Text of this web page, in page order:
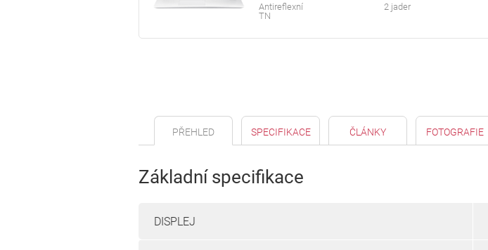
Antireflexní
TN
2 jader
PŘEHLED SPECIFIKACE ČLÁNKY FOTOGRAFIE
Základní specifikace
DISPLEJ